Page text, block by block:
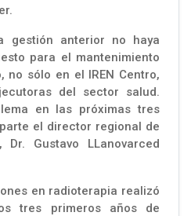
gestión anterior no haya
para el mantenimiento
no sólo en el IREN Centro,
del sector salud.
en las próximas tres
el director regional de
Dr. Gustavo LLanovarced
en radioterapia realizó
tres primeros años de